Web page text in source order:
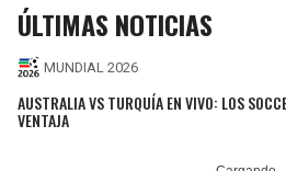
ÚLTIMAS NOTICIAS
MUNDIAL 2026
AUSTRALIA VS TURQUÍA EN VIVO: LOS
VENTAJA